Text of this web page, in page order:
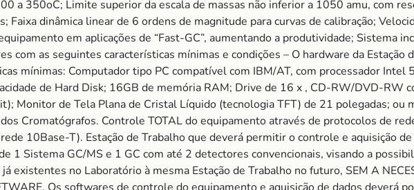
a 350oC; Limite superior da escala de massas não inferior a 1050 amu, com
Faixa dinâmica linear de 6 ordens de magnitude para curvas de calibração;
em aplicações de “Fast-GC”, aumentando a produtividade; Sistema
com as seguintes características mínimas e condições – O hardware da Estação
mínimas: Computador tipo PC compatível com IBM/AT, com processador Intel
de Hard Disk; 16GB de memória RAM; Drive de 16 x , CD-RW/DVD-RW
Monitor de Tela Plana de Cristal Líquido (tecnologia TFT) de 21 polegadas; ou
Cromatógrafos. Controle TOTAL do equipamento através de protocolos de
10Base-T). Estação de Trabalho que deverá permitir o controle e aquisição
1 Sistema GC/MS e 1 GC com até 2 detectores convencionais, visando a
existentes no Laboratório à mesma Estação de Trabalho no futuro, SEM A